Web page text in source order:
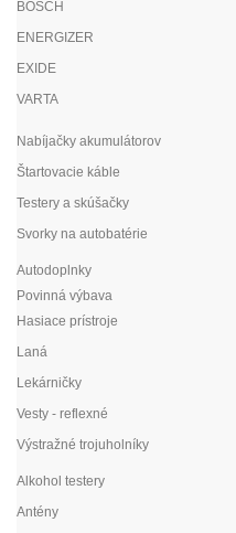
BOSCH
ENERGIZER
EXIDE
VARTA
Nabíjačky akumulátorov
Štartovacie káble
Testery a skúšačky
Svorky na autobatérie
Autodoplnky
Povinná výbava
Hasiace prístroje
Laná
Lekárničky
Vesty - reflexné
Výstražné trojuholníky
Alkohol testery
Antény